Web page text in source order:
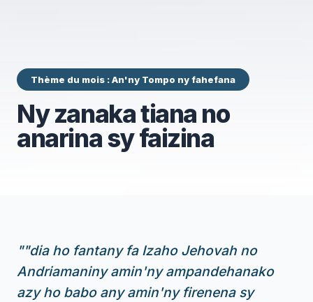
Thème du mois : An'ny Tompo ny fahefana
Ny zanaka tiana no
anarina sy faizina
""dia ho fantany fa Izaho Jehovah no
Andriamaniny amin'ny ampandehanako
azy ho babo any amin'ny firenena sy